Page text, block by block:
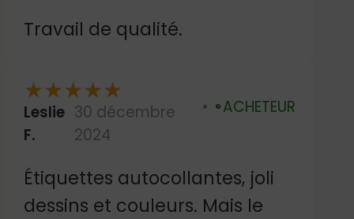
Travail de qualité.
★★★★★
Leslie
F.
30 décembre
2024
Vérifié
ACHETEUR
Étiquettes autocollantes, joli
dessins et couleurs. Mais le